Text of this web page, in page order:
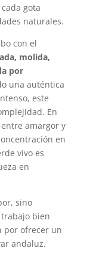
gota
naturales.
con el
molida,
por
una auténtica
este
En
amargor y
en
vivo es
en
sino
bien
por ofrecer un
andaluz.